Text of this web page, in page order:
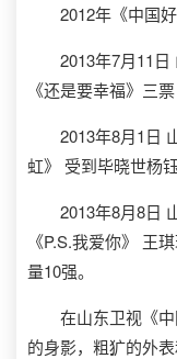
2012年《中国好
2013年7月11日
《还是要幸福》三
2013年8月1日 山
虹》 受到毕晓世杨
2013年8月8日 山
《P.S.我爱你》 王
量10强。
在山东卫视《中
的身影，粗犷的外